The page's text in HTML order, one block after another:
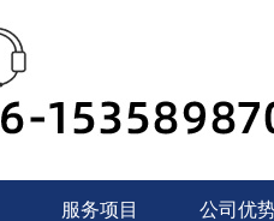
服务项目 公司优